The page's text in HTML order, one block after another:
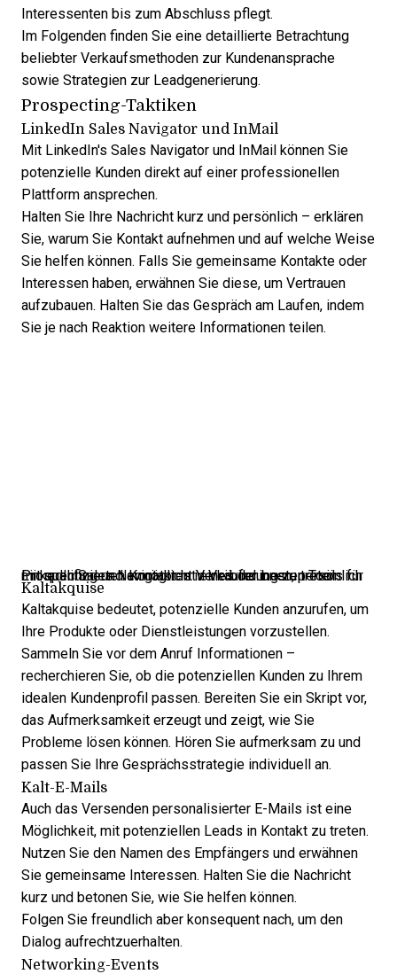
Interessenten bis zum Abschluss pflegt.
Im Folgenden finden Sie eine detaillierte Betrachtung
beliebter Verkaufsmethoden zur Kundenansprache
sowie Strategien zur Leadgenerierung.
Prospecting-Taktiken
LinkedIn Sales Navigator und InMail
Mit LinkedIn's Sales Navigator und InMail können Sie
potenzielle Kunden direkt auf einer professionellen
Plattform ansprechen.
Halten Sie Ihre Nachricht kurz und persönlich – erklären
Sie, warum Sie Kontakt aufnehmen und auf welche Weise
Sie helfen können. Falls Sie gemeinsame Kontakte oder
Interessen haben, erwähnen Sie diese, um Vertrauen
aufzubauen. Halten Sie das Gespräch am Laufen, indem
Sie je nach Reaktion weitere Informationen teilen.
LinkedIn Sales Navigator ist eines der besten Tools für Prospecting und ermöglicht Verkäufer:innen, persönlich mit qualifizierten Kontakten in Verbindung zu treten.
Kaltakquise
Kaltakquise bedeutet, potenzielle Kunden anzurufen, um
Ihre Produkte oder Dienstleistungen vorzustellen.
Sammeln Sie vor dem Anruf Informationen –
recherchieren Sie, ob die potenziellen Kunden zu Ihrem
idealen Kundenprofil passen. Bereiten Sie ein Skript vor,
das Aufmerksamkeit erzeugt und zeigt, wie Sie
Probleme lösen können. Hören Sie aufmerksam zu und
passen Sie Ihre Gesprächsstrategie individuell an.
Kalt-E-Mails
Auch das Versenden personalisierter E-Mails ist eine
Möglichkeit, mit potenziellen Leads in Kontakt zu treten.
Nutzen Sie den Namen des Empfängers und erwähnen
Sie gemeinsame Interessen. Halten Sie die Nachricht
kurz und betonen Sie, wie Sie helfen können.
Folgen Sie freundlich aber konsequent nach, um den
Dialog aufrechtzuerhalten.
Networking-Events